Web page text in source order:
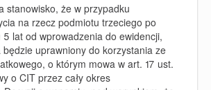
stanowisko, że w przypadku
na rzecz podmiotu trzeciego po
5 lat od wprowadzenia do ewidencji,
będzie uprawniony do korzystania ze
o którym mowa w art. 17 ust.
o CIT przez cały okres